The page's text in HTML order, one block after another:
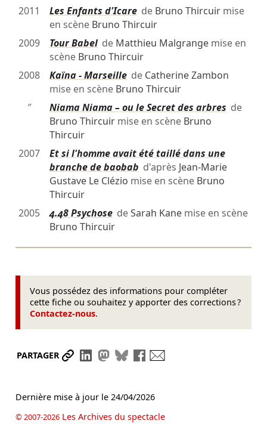
2011
Les Enfants d'Icarede Bruno Thircuirmise
en scène Bruno Thircuir
2009
Tour Babelde Matthieu Malgrangemise en
scène Bruno Thircuir
2008
Kaïna - Marseillede Catherine Zambon
mise en scène Bruno Thircuir
″
Niama Niama – ou le Secret des arbres de
Bruno Thircuirmise en scène Bruno
Thircuir
2007
Et si l'homme avait été taillé dans une
branche de baobab d'après Jean-Marie
Gustave Le Clézio mise en scène Bruno
Thircuir
2005
4.48 PsychosedeSarah Kanemise en scène
Bruno Thircuir
Vous possédez des informations pour compléter
cette fiche ou souhaitez y apporter des corrections ?
Contactez-nous.
PARTAGER Partager le lien
Partager sur LinkedIn
Partager sur Mastodon
Partager sur Bluesky
Partager sur Facebook
Dernière mise à jour le 24/04/2026
© 2007-2026Les Archives du spectacle